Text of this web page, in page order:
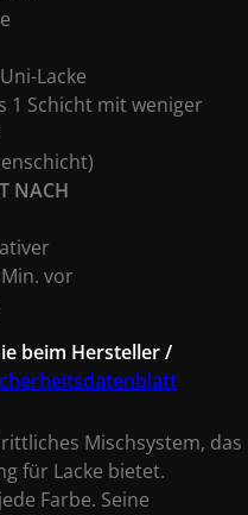
Lacke
1 Schicht mit weniger
NACH
vor
beim Hersteller /
Mischsystem, das
für Lacke bietet.
Farbe. Seine